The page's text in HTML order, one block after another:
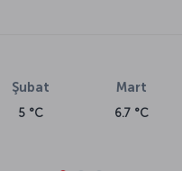
Şubat
5 °C
Mart
6.7 °C